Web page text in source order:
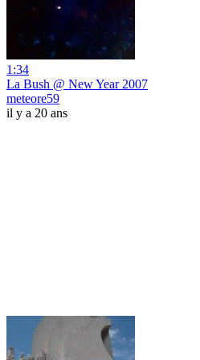
1:34
La Bush @ New Year 2007
meteore59
il y a 20 ans